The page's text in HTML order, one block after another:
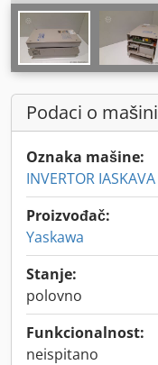
Podaci o mašini
Oznaka mašine:
INVERTOR IASKAVA
Proizvođač:
Yaskawa
Stanje:
polovno
Funkcionalnost:
neispitano